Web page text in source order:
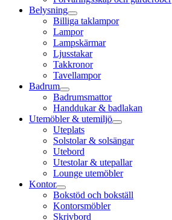
Belysning
Billiga taklampor
Lampor
Lampskärmar
Ljusstakar
Takkronor
Tavellampor
Badrum
Badrumsmattor
Handdukar & badlakan
Utemöbler & utemiljö
Uteplats
Solstolar & solsängar
Utebord
Utestolar & utepallar
Lounge utemöbler
Kontor
Bokstöd och bokställ
Kontorsmöbler
Skrivbord